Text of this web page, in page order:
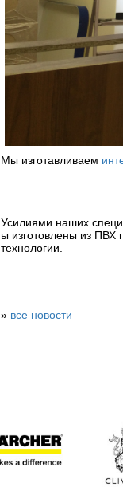
Мы изготавливаем
Усилиями наших
ы изготовлены из ПВХ
технологии.
» все новости